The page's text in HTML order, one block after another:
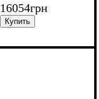
16054грн